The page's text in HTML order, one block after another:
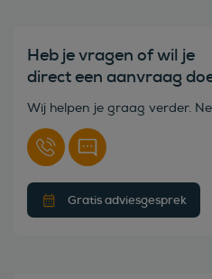
Heb je vragen of wil je
direct een aanvraag
Wij helpen je graag verder.
Gratis adviesgesprek